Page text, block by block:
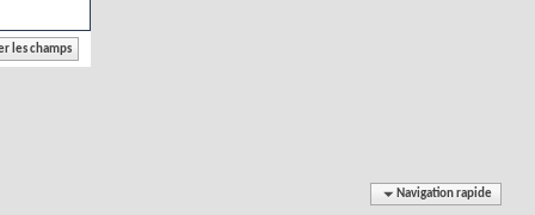
Navigation rapide